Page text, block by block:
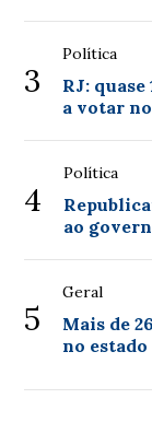
3
Política
RJ:
a votar
4
Política
ao
5
Geral
Mais de
no estado